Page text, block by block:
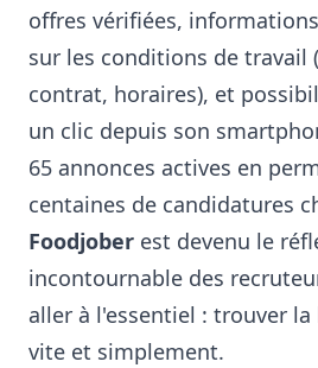
offres vérifiées,
sur les conditions de travail
contrat, horaires), et
un clic depuis son
65 annonces actives en
centaines de candidatures
Foodjober est devenu le
incontournable des
aller à l'essentiel : trouver
vite et simplement.